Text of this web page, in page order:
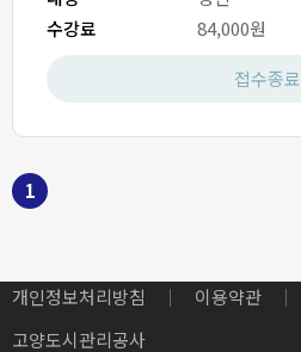
수강료
84,000원
접수종료
1
개인정보처리방침 이용약관
고양도시관리공사